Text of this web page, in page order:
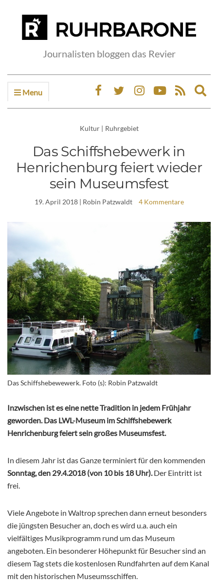
Journalisten bloggen das Revier
Menu
Kultur | Ruhrgebiet
Das Schiffshebewerk in
Henrichenburg feiert wieder
sein Museumsfest
19. April 2018| Robin Patzwaldt 4 Kommentare
Das Schiffshebewewerk. Foto (s): Robin Patzwaldt
Inzwischen ist es eine nette Tradition in jedem Frühjahr
geworden. Das LWL-Museum im Schiffshebewerk
Henrichenburg feiert sein großes Museumsfest.
In diesem Jahr ist das Ganze terminiert für den kommenden
Sonntag, den 29.4.2018 (von 10 bis 18 Uhr). Der Eintritt ist
frei.
Viele Angebote in Waltrop sprechen dann erneut besonders
die jüngsten Besucher an, doch es wird u.a. auch ein
vielfältiges Musikprogramm rund um das Museum
angeboten. Ein besonderer Höhepunkt für Besucher sind an
diesem Tag stets die kostenlosen Rundfahrten auf dem Kanal
mit den historischen Museumsschiffen.